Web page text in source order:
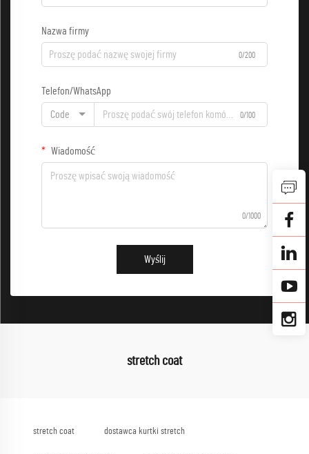
Nazwa firmy
0/200
Telefon/WhatsApp
Code 0/100
Wiadomość
0/1000
Wyślij
stretch coat
stretch coat dostawca kurtki stretch